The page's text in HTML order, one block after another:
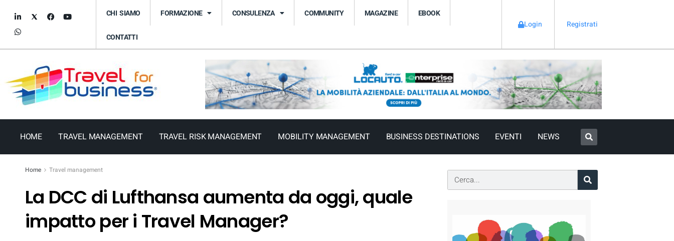
CHI SIAMO FORMAZIONE CONSULENZA COMMUNITY MAGAZINE EBOOK
CONTATTI
Login Registrati
HOME TRAVEL MANAGEMENT TRAVEL RISK MANAGEMENT MOBILITY MANAGEMENT BUSINESS DESTINATIONS EVENTI NEWS
Home Travel management
La DCC di Lufthansa aumenta da oggi, quale
impatto per i Travel Manager?